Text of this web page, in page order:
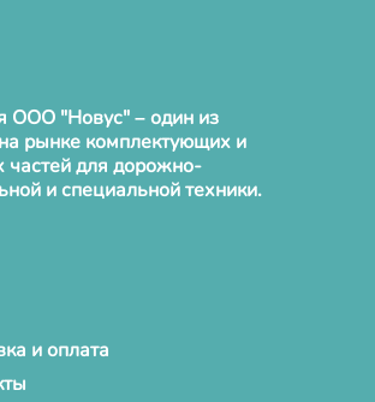
ООО "Новус" – один из
рынке комплектующих и
частей для дорожно-
и специальной техники.
и оплата